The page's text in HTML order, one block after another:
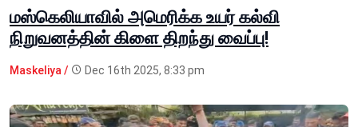
மஸ்கெலியாவில் அமெரிக்க உயர் கல்வி
நிறுவனத்தின் கிளை திறந்து வைப்பு!
Maskeliya / Dec 16th 2025, 8:33 pm